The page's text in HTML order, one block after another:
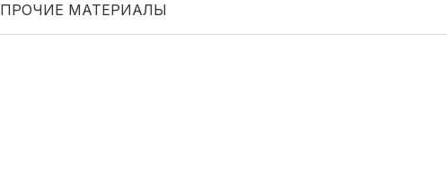
ПРОЧИЕ МАТЕРИАЛЫ